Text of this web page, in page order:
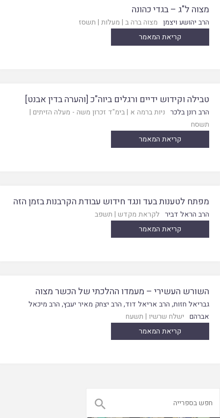
מצוה ל"ג – בגדי כהונה
הרב יהושע ויצמן מצוה ברה ב | מעלות | תשסז
קריאת המאמר
טבילה וקידוש ידיים ורגלים ביוה"כ [והערה בדין אבנט]
הרב רונן בלכר ניות ברמה א |בימ"ד זכרון משה - מעלה הזיתים |
תשסח
קריאת המאמר
מפתח לטענות בעד ונגד חידוש עבודת הקרבנות בזמן הזה
הרב הראל דביר לקראת מקדש | תשפב
קריאת המאמר
השורש העשירי – מעמדו ההלכתי של הכשר מצוה
גבריאל חזות, הרב אריאל דוד, הרב יצחק מאיר יעבץ, הרב מיכאל
אברהם ישלח שרשיו | תשעח
קריאת המאמר
